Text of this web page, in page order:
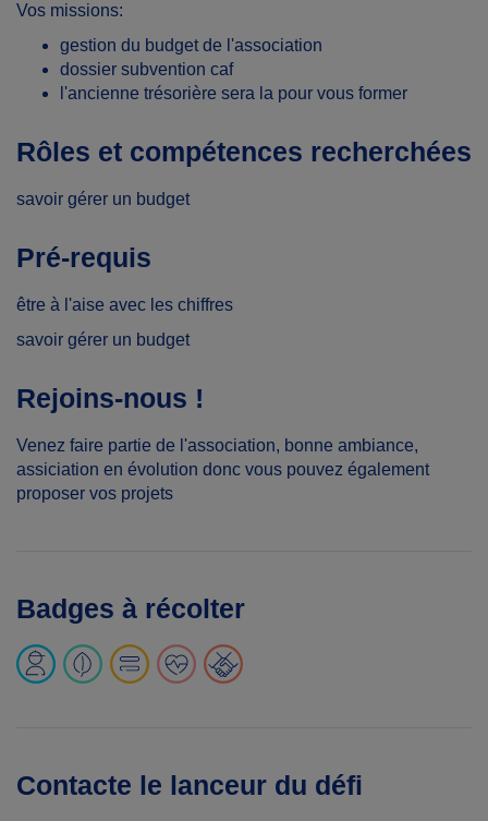
Vos missions:
gestion du budget de l'association
dossier subvention caf
l'ancienne trésorière sera la pour vous former
Rôles et compétences recherchées
savoir gérer un budget
Pré-requis
être à l'aise avec les chiffres
savoir gérer un budget
Rejoins-nous !
Venez faire partie de l'association, bonne ambiance,
assiciation en évolution donc vous pouvez également
proposer vos projets
Badges à récolter
Contacte le lanceur du défi